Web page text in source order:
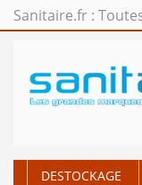
Sanitaire.fr :
DESTOCKAGE